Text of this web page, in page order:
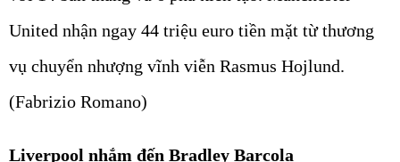
United nhận ngay 44 triệu euro tiền mặt từ thương
vụ chuyển nhượng vĩnh viễn Rasmus Hojlund.
(Fabrizio Romano)
Liverpool nhắm đến Bradley Barcola